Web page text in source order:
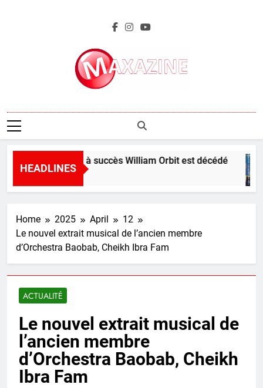
Maxazine.fr
HEADLINES
Le producteur à succès William Orbit est décédé
16 Hours Ago
Home 2025 April
12
Le nouvel extrait musical de l’ancien membre
d’Orchestra Baobab, Cheikh Ibra Fam
ACTUALITÉ
Le nouvel extrait musical de
l’ancien membre
d’Orchestra Baobab, Cheikh
Ibra Fam